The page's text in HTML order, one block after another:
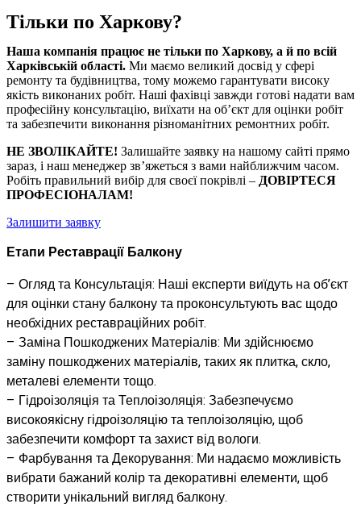
Тільки по Харкову?
Наша компанія працює не тільки по Харкову, а й по всій
Харківській області. Ми маємо великий досвід у сфері
ремонту та будівництва, тому можемо гарантувати високу
якість виконаних робіт. Наші фахівці завжди готові надати вам
професійну консультацію, виїхати на об’єкт для оцінки робіт
та забезпечити виконання різноманітних ремонтних робіт.
НЕ ЗВОЛІКАЙТЕ! Залишайте заявку на нашому сайті прямо
зараз, і наш менеджер зв’яжеться з вами найближчим часом.
Робіть правильний вибір для своєї покрівлі – ДОВІРТЕСЯ
ПРОФЕСІОНАЛАМ!
Залишити заявку
Етапи Реставрації Балкону
– Огляд та Консультація: Наші експерти виїдуть на об’єкт
для оцінки стану балкону та проконсультують вас щодо
необхідних реставраційних робіт.
– Заміна Пошкоджених Матеріалів: Ми здійснюємо
заміну пошкоджених матеріалів, таких як плитка, скло,
металеві елементи тощо.
– Гідроізоляція та Теплоізоляція: Забезпечуємо
високоякісну гідроізоляцію та теплоізоляцію, щоб
забезпечити комфорт та захист від вологи.
– Фарбування та Декорування: Ми надаємо можливість
вибрати бажаний колір та декоративні елементи, щоб
створити унікальний вигляд балкону.